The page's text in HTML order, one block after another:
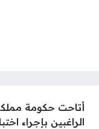
أتاحت حكومة
الراغبين بإجراء